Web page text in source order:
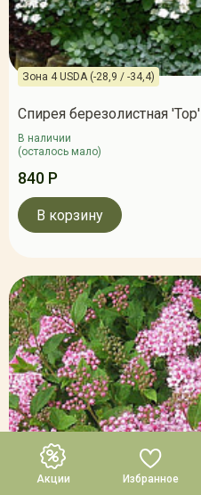
Акции Избранное
Зона 4 USDA (-28,9 / -34,4)
Спирея березолистная 'Тор'
В наличии
(осталось мало)
840 Р
В корзину